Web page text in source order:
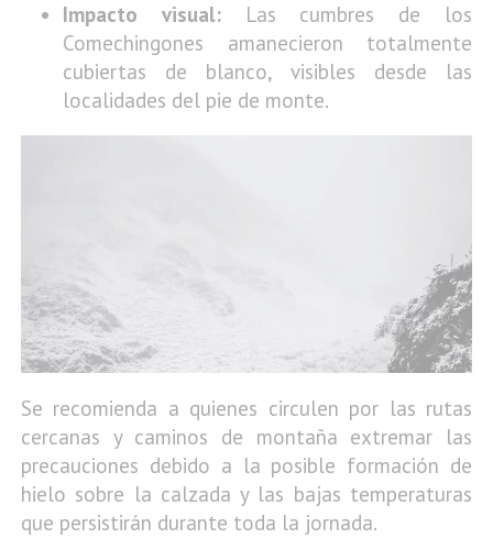
Impacto visual:Las cumbres de los
Comechingones amanecieron totalmente
cubiertas de blanco, visibles desde las
localidades del pie de monte.
Se recomienda a quienes circulen por las rutas
cercanas y caminos de montaña extremar las
precauciones debido a la posible formación de
hielo sobre la calzada y las bajas temperaturas
que persistirán durante toda la jornada.